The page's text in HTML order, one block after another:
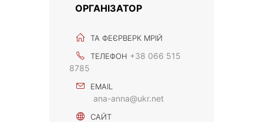
ОРГАНІЗАТОР
ТА ФЕЄРВЕРК МРІЙ
ТЕЛЕФОН +38 066 515
8785
EMAIL
ana-anna@ukr.net
САЙТ